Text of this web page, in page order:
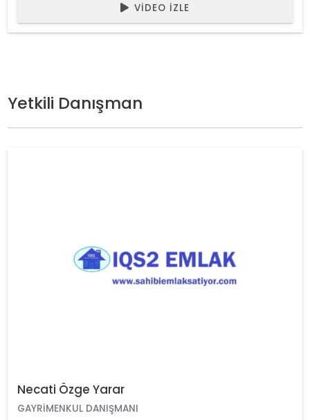
VIDEO İZLE
Yetkili Danışman
Necati Özge Yarar
GAYRIMENKUL DANIŞMANI